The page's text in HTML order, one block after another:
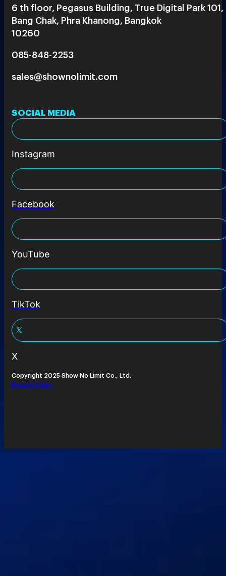
6 th floor, Pegasus Building, True Digital Park 101,
Bang Chak, Phra Khanong, Bangkok
10260
085-848-2253
sales@shownolimit.com
SOCIAL MEDIA
Instagram
Facebook
YouTube
TikTok
X
Copyright 2025 Show No Limit Co., Ltd.
Privacy Policy